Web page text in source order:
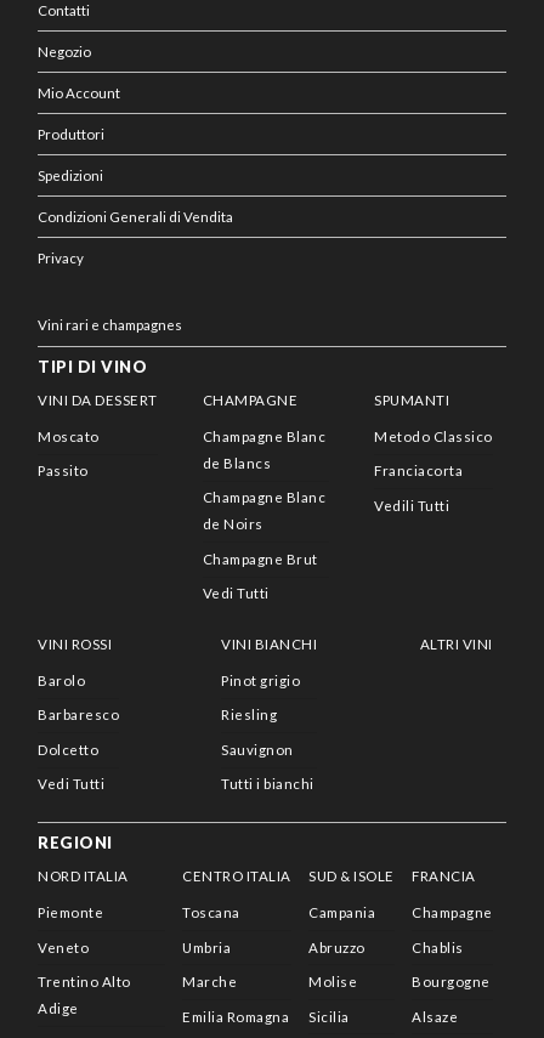
Contatti
Negozio
Mio Account
Produttori
Spedizioni
Condizioni Generali di Vendita
Privacy
Vini rari e champagnes
TIPI DI VINO
VINI DA DESSERT
Moscato
Passito
CHAMPAGNE
Champagne Blanc
de Blancs
Champagne Blanc
de Noirs
Champagne Brut
Vedi Tutti
SPUMANTI
Metodo Classico
Franciacorta
Vedili Tutti
VINI ROSSI
Barolo
Barbaresco
Dolcetto
Vedi Tutti
VINI BIANCHI
Pinot grigio
Riesling
Sauvignon
Tutti i bianchi
ALTRI VINI
REGIONI
NORD ITALIA
Piemonte
Veneto
Trentino Alto
Adige
CENTRO ITALIA
Toscana
Umbria
Marche
Emilia Romagna
SUD & ISOLE
Campania
Abruzzo
Molise
Sicilia
FRANCIA
Champagne
Chablis
Bourgogne
Alsaze